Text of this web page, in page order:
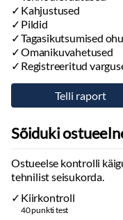
Kahjustused
Pildid
Tagasikutsumised
Omanikuvahetused
Registreeritud
Sõiduki
Ostueelse kontrolli
tehnilist seisukorda.
Kiirkontroll
40 punkti test